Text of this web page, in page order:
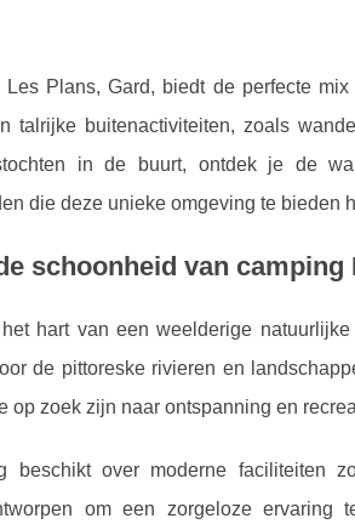
Plans, Gard, biedt de perfecte
talrijke buitenactiviteiten, zoals
in de buurt, ontdek je de
die deze unieke omgeving te bieden
schoonheid van camping
hart van een weelderige
de pittoreske rivieren en
op zoek zijn naar ontspanning en
beschikt over moderne faciliteiten
om een zorgeloze ervaring